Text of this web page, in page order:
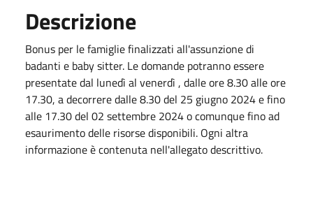
Descrizione
Bonus per le famiglie finalizzati all'assunzione di
badanti e baby sitter. Le domande potranno essere
presentate dal lunedì al venerdì , dalle ore 8.30 alle ore
17.30, a decorrere dalle 8.30 del 25 giugno 2024 e fino
alle 17.30 del 02 settembre 2024 o comunque fino ad
esaurimento delle risorse disponibili. Ogni altra
informazione è contenuta nell'allegato descrittivo.